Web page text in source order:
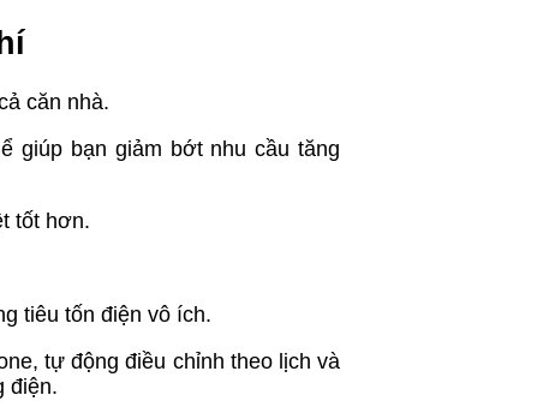
căn nhà.
giúp bạn giảm bớt nhu cầu tăng
tốt hơn.
tiêu tốn điện vô ích.
tự động điều chỉnh theo lịch và
điện.